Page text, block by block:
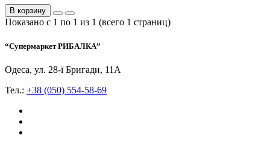
В корзину
Показано с 1 по 1 из 1 (всего 1 страниц)
“Супермаркет РИБАЛКА”
Одеса, ул. 28-ї Бригади, 11А
Тел.: +38 (050) 554-58-69